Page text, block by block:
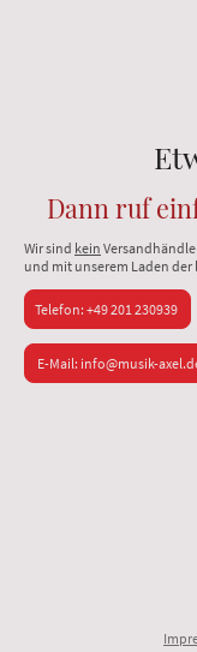
Dann ruf
Wir sind kein
und mit unserem Laden
Telefon: +49 201 230939
E-Mail: info@musik-